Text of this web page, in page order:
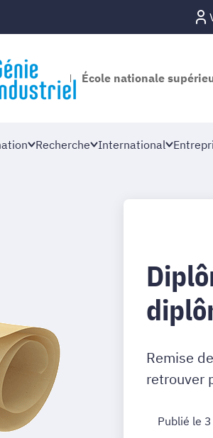
École nationale
Recherche International
Remise
retrouver
Publié le